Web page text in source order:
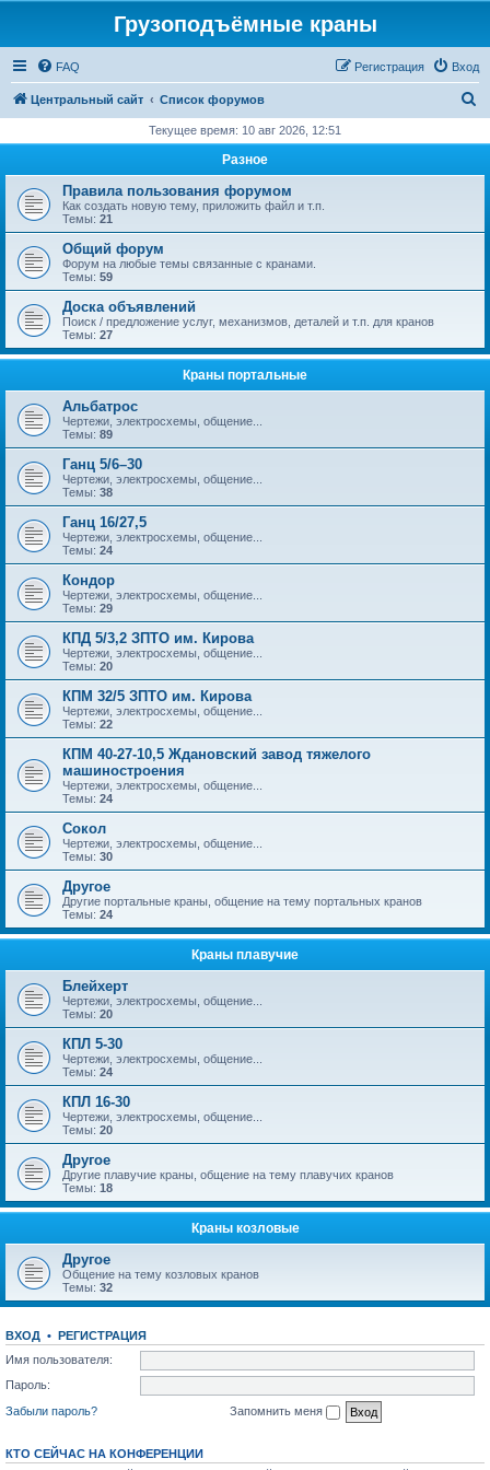
Грузоподъёмные краны
FAQ Вход
Регистрация
Центральный сайт Список форумов
с
Текущее время: 10 авг 2026, 12:51
Разное
Правила пользования форумом
Как создать новую тему, приложить файл и т.п.
Темы: 21
Общий форум
Форум на любые темы связанные с кранами.
Темы: 59
Доска объявлений
Поиск / предложение услуг, механизмов, деталей и т.п. для кранов
Темы: 27
Краны портальные
Альбатрос
Чертежи, электросхемы, общение...
Темы: 89
Ганц 5/6–30
Чертежи, электросхемы, общение...
Темы: 38
Ганц 16/27,5
Чертежи, электросхемы, общение...
Темы: 24
Кондор
Чертежи, электросхемы, общение...
Темы: 29
КПД 5/3,2 ЗПТО им. Кирова
Чертежи, электросхемы, общение...
Темы: 20
КПМ 32/5 ЗПТО им. Кирова
Чертежи, электросхемы, общение...
Темы: 22
КПМ 40-27-10,5 Ждановский завод тяжелого
машиностроения
Чертежи, электросхемы, общение...
Темы: 24
Сокол
Чертежи, электросхемы, общение...
Темы: 30
Другое
Другие портальные краны, общение на тему портальных кранов
Темы: 24
Краны плавучие
Блейхерт
Чертежи, электросхемы, общение...
Темы: 20
КПЛ 5-30
Чертежи, электросхемы, общение...
Темы: 24
КПЛ 16-30
Чертежи, электросхемы, общение...
Темы: 20
Другое
Другие плавучие краны, общение на тему плавучих кранов
Темы: 18
Краны козловые
Другое
Общение на тему козловых кранов
Темы: 32
ВХОД • РЕГИСТРАЦИЯ
Имя пользователя:
Пароль:
Забыли пароль?
Запомнить меня
КТО СЕЙЧАС НА КОНФЕРЕНЦИИ